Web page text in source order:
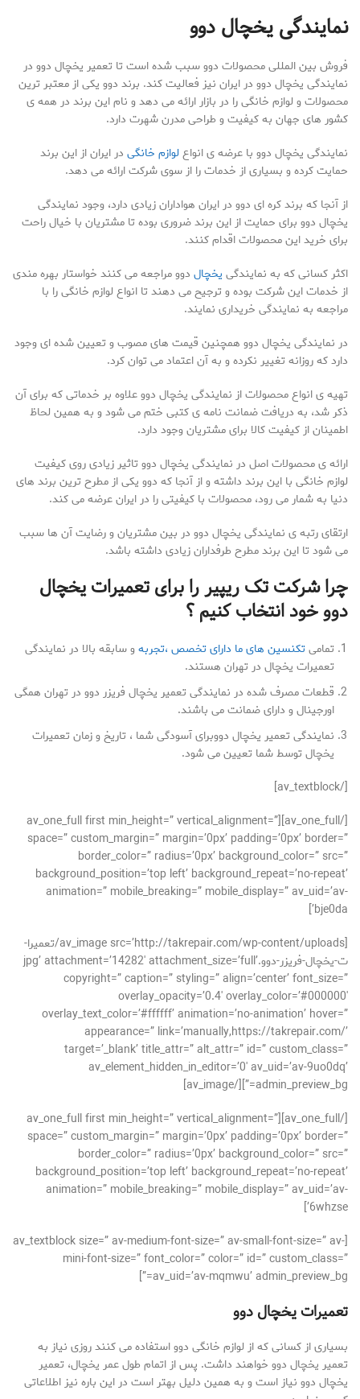
نمایندگی یخچال دوو
فروش بین المللی محصولات دوو سبب شده است تا تعمیر یخچال دوو در
نمایندگی یخچال دوو در ایران نیز فعالیت کند. برند دوو یکی از معتبر ترین
محصولات و لوازم خانگی را در بازار ارائه می دهد و نام این برند در همه ی
کشور های جهان به کیفیت و طراحی مدرن شهرت دارد.
نمایندگی یخچال دوو با عرضه ی انواعلوازم خانگی در ایران از این برند
حمایت کرده و بسیاری از خدمات را از سوی شرکت ارائه می دهد.
از آنجا که برند کره ای دوو در ایران هواداران زیادی دارد، وجود نمایندگی
یخچال دوو برای حمایت از این برند ضروری بوده تا مشتریان با خیال راحت
برای خرید این محصولات اقدام کنند.
اکثر کسانی که به نمایندگی یخچال دوو مراجعه می کنند خواستار بهره مندی
از خدمات این شرکت بوده و ترجیح می دهند تا انواع لوازم خانگی را با
مراجعه به نمایندگی خریداری نمایند.
در نمایندگی یخچال دوو همچنین قیمت های مصوب و تعیین شده ای وجود
دارد که روزانه تغییر نکرده و به آن اعتماد می توان کرد.
تهیه ی انواع محصولات از نمایندگی یخچال دوو علاوه بر خدماتی که برای آن
ذکر شد، به دریافت ضمانت نامه ی کتبی ختم می شود و به همین لحاظ
اطمینان از کیفیت کالا برای مشتریان وجود دارد.
ارائه ی محصولات اصل در نمایندگی یخچال دوو تاثیر زیادی روی کیفیت
لوازم خانگی با این برند داشته و از آنجا که دوو یکی از مطرح ترین برند های
دنیا به شمار می رود، محصولات با کیفیتی را در ایران عرضه می کند.
ارتقای رتبه ی نمایندگی یخچال دوو در بین مشتریان و رضایت آن ها سبب
می شود تا این برند مطرح طرفداران زیادی داشته باشد.
چرا شرکت تک ریپیر را برای تعمیرات یخچال
دوو خود انتخاب کنیم ؟
تمامیتکنسین های ما دارای تخصص ،تجربهو سابقه بالا در نمایندگی
تعمیرات یخچال در تهران هستند.
قطعات مصرف شده در نمایندگی تعمیر یخچال فریزر دوو در تهران همگی
اورجینال و دارای ضمانت می باشند.
نمایندگی تعمیر یخچال دووبرای آسودگی شما ، تاریخ و زمان تعمیرات
یخچال توسط شما تعیین می شود.
[/av_textblock]
[/av_one_full][av_one_full first min_height=” vertical_alignment=”
space=” custom_margin=” margin=’0px’ padding=’0px’ border=”
border_color=” radius=’0px’ background_color=” src=”
background_position=’top left’ background_repeat=’no-repeat’
animation=” mobile_breaking=” mobile_display=” av_uid=’av-
bje0da’]
[av_image src=’http://takrepair.com/wp-content/uploads/تعمیرا-
ت-یخچال-فریزر-دوو.jpg’ attachment=’14282′ attachment_size=’full’
copyright=” caption=” styling=” align=’center’ font_size=”
overlay_opacity=’0.4′ overlay_color=’#000000′
overlay_text_color=’#ffffff’ animation=’no-animation’ hover=”
appearance=” link=’manually,https://takrepair.com/’
target=’_blank’ title_attr=” alt_attr=” id=” custom_class=”
av_element_hidden_in_editor=’0′ av_uid=’av-9uo0dq’
admin_preview_bg=”][/av_image]
[/av_one_full][av_one_full first min_height=” vertical_alignment=”
space=” custom_margin=” margin=’0px’ padding=’0px’ border=”
border_color=” radius=’0px’ background_color=” src=”
background_position=’top left’ background_repeat=’no-repeat’
animation=” mobile_breaking=” mobile_display=” av_uid=’av-
6whzse’]
[av_textblock size=” av-medium-font-size=” av-small-font-size=” av-
mini-font-size=” font_color=” color=” id=” custom_class=”
av_uid=’av-mqmwu’ admin_preview_bg=”]
تعمیرات یخچال دوو
بسیاری از کسانی که از لوازم خانگی دوو استفاده می کنند روزی نیاز به
تعمیر یخچال دوو خواهند داشت. پس از اتمام طول عمر یخچال، تعمیر
یخچال دوو نیاز است و به همین دلیل بهتر است در این باره نیز اطلاعاتی